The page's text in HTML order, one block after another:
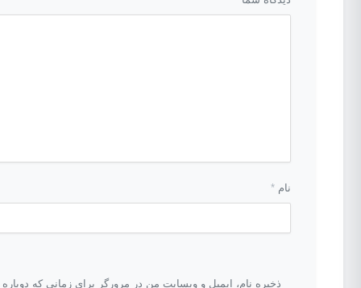
نام *
ذخیره نام، ایمیل و وبسایت من در مرورگر برای زمانی که